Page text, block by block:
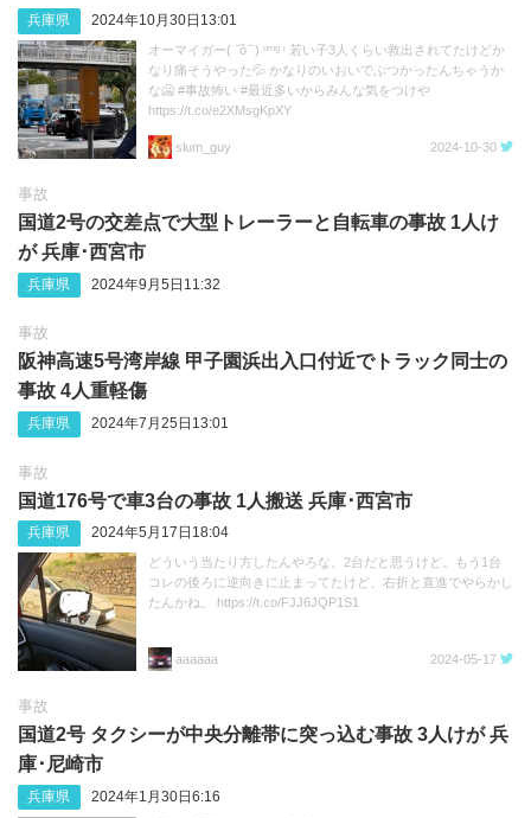
兵庫県 2024年10月30日13:01
オーマイガー( ˙᷄ỏ˙᷅ ) ᵒᵐᵍ ᵎ 若い子3人くらい救出されてたけどか
なり痛そうやった💦 かなりのいおいでぶつかったんちゃうか
な🥶 #事故怖い #最近多いからみんな気をつけや
https://t.co/e2XMsgKpXY
slum_guy 2024-10-30
事故
国道2号の交差点で大型トレーラーと自転車の事故 1人け
が 兵庫･西宮市
兵庫県 2024年9月5日11:32
事故
阪神高速5号湾岸線 甲子園浜出入口付近でトラック同士の
事故 4人重軽傷
兵庫県 2024年7月25日13:01
事故
国道176号で車3台の事故 1人搬送 兵庫･西宮市
兵庫県 2024年5月17日18:04
どういう当たり方したんやろな。2台だと思うけど。もう1台
コレの後ろに逆向きに止まってたけど、右折と直進でやらかし
たんかね。 https://t.co/FJJ6JQP1S1
aaaaaa 2024-05-17
事故
国道2号 タクシーが中央分離帯に突っ込む事故 3人けが 兵
庫･尼崎市
兵庫県 2024年1月30日6:16